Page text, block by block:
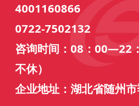
4001160866
0722-7502132
咨询时间：08：00—22
不休）
企业地址：湖北省随州